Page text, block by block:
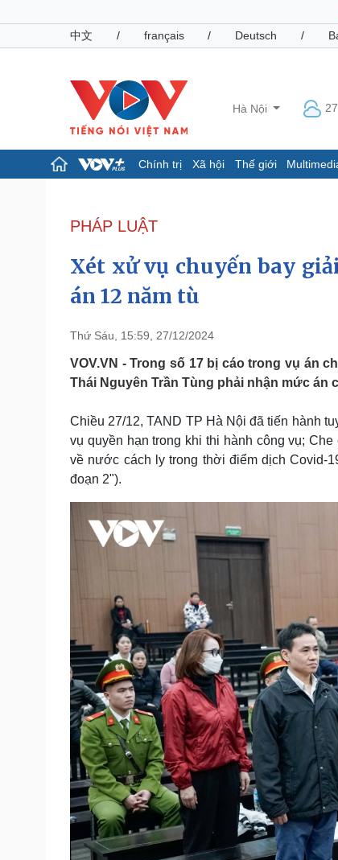
中文
/ français / Deutsch /
Hà Nội
Chính trị Xã hội Thế giới
Đảng
Tổ chức nhân sự
Nhận diện sự thật
Giáo dục
Dấu ấn VOV
Pháp luật
Tin nóng
Tư vấn luật
Việt Nam
Phân tích
Sức khỏe
Dinh dưỡng - món ngon
Cây thuốc
Sản phụ khoa
Nhi khoa
Nam khoa
Phòng mạch online
Đời sống
Nhà đẹp
Tình yêu - Gia đình
Cải chính
PHÁP LUẬT
Xét xử vụ chuyến bay
án 12 năm tù
Thứ Sáu, 15:59, 27/12/2024
VOV.VN - Trong số 17 bị cáo trong vụ án
Thái Nguyên Trần Tùng phải nhận mức án
Chiều 27/12, TAND TP Hà Nội đã tiến hành
vụ quyền hạn trong khi thi hành công vụ;
về nước cách ly trong thời điểm dịch Covid-
đoạn 2").